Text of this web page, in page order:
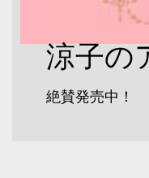
涼子の
絶賛発売中！